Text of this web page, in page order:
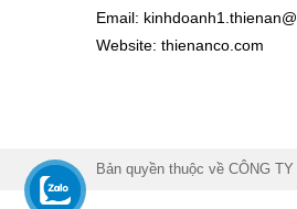
Email:
Website: thienanco.com
Bản quyền thuộc về CÔNG